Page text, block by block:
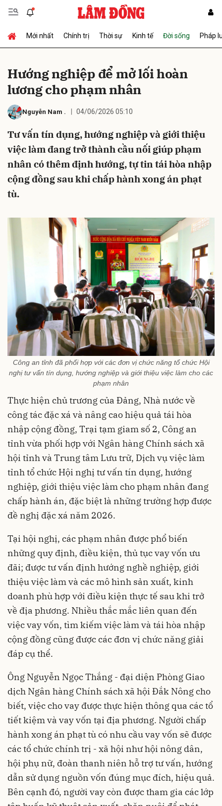
Mới nhất Chính trị Thời sự Kinh tế Đời sống Pháp
Hướng nghiệp để mở lối hoàn
lương cho phạm nhân
Nguyễn Nam . 04/06/2026 05:10
Tư vấn tín dụng, hướng nghiệp và giới thiệu
việc làm đang trở thành cầu nối giúp phạm
nhân có thêm định hướng, tự tin tái hòa nhập
cộng đồng sau khi chấp hành xong án phạt
tù.
Công an tỉnh đã phối hợp với các đơn vị chức năng tổ chức Hội
nghị tư vấn tín dụng, hướng nghiệp và giới thiệu việc làm cho các
phạm nhân
Thực hiện chủ trương của Đảng, Nhà nước về
công tác đặc xá và nâng cao hiệu quả tái hòa
nhập cộng đồng, Trại tạm giam số 2, Công an
tỉnh vừa phối hợp với Ngân hàng Chính sách xã
hội tỉnh và Trung tâm Lưu trữ, Dịch vụ việc làm
tỉnh tổ chức Hội nghị tư vấn tín dụng, hướng
nghiệp, giới thiệu việc làm cho phạm nhân đang
chấp hành án, đặc biệt là những trường hợp được
đề nghị đặc xá năm 2026.
Tại hội nghị, các phạm nhân được phổ biến
những quy định, điều kiện, thủ tục vay vốn ưu
đãi; được tư vấn định hướng nghề nghiệp, giới
thiệu việc làm và các mô hình sản xuất, kinh
doanh phù hợp với điều kiện thực tế sau khi trở
về địa phương. Nhiều thắc mắc liên quan đến
việc vay vốn, tìm kiếm việc làm và tái hòa nhập
cộng đồng cũng được các đơn vị chức năng giải
đáp cụ thể.
Ông Nguyễn Ngọc Thắng - đại diện Phòng Giao
dịch Ngân hàng Chính sách xã hội Đắk Nông cho
biết, việc cho vay được thực hiện thông qua các tổ
tiết kiệm và vay vốn tại địa phương. Người chấp
hành xong án phạt tù có nhu cầu vay vốn sẽ được
các tổ chức chính trị - xã hội như hội nông dân,
hội phụ nữ, đoàn thanh niên hỗ trợ tư vấn, hướng
dẫn sử dụng nguồn vốn đúng mục đích, hiệu quả.
Bên cạnh đó, người vay còn được tham gia các lớp
Gửi bình luận
Hủy Gửi